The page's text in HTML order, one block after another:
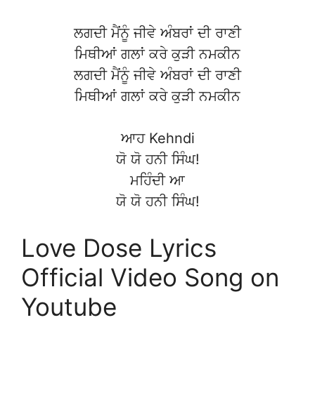
ਲਗਦੀ ਮੈਂਨੂੰ ਜੀਵੇ ਅੰਬਰਾਂ ਦੀ ਰਾਣੀ
ਮਿਥੀਆਂ ਗਲਾਂ ਕਰੇ ਕੁੜੀ ਨਮਕੀਨ
ਲਗਦੀ ਮੈਂਨੂੰ ਜੀਵੇ ਅੰਬਰਾਂ ਦੀ ਰਾਣੀ
ਮਿਥੀਆਂ ਗਲਾਂ ਕਰੇ ਕੁੜੀ ਨਮਕੀਨ
ਆਹ Kehndi
ਯੋ ਯੋ ਹਨੀ ਸਿੰਘ!
ਮਹਿੰਦੀ ਆ
ਯੋ ਯੋ ਹਨੀ ਸਿੰਘ!
Love Dose Lyrics
Official Video Song on
Youtube